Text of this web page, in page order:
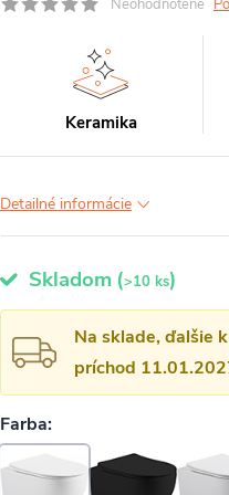
Neohodnotené
Keramika
Detailné informácie
Skladom (>10 ks)
Na sklade, ďalšie
príchod